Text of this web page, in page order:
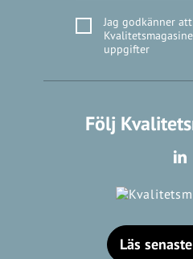
Jag godkänner att
uppgifter
Följ
Läs